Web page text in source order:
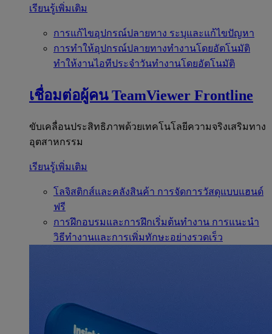
เรียนรู้เพิ่มเติม
การแก้ไขอุปกรณ์ปลายทาง ระบุและแก้ไขปัญหา
การทำให้อุปกรณ์ปลายทางทำงานโดยอัตโนมัติ
ทำให้งานไอทีประจำวันทำงานโดยอัตโนมัติ
เชื่อมต่อผู้คน TeamViewer Frontline
ขับเคลื่อนประสิทธิภาพด้วยเทคโนโลยีความจริงเสริมทาง
อุตสาหกรรม
เรียนรู้เพิ่มเติม
โลจิสติกส์และคลังสินค้า การจัดการวัสดุแบบแฮนด์
ฟรี
การฝึกอบรมและการฝึกเริ่มต้นทำงาน การแนะนำ
วิธีทำงานและการเพิ่มทักษะอย่างรวดเร็ว